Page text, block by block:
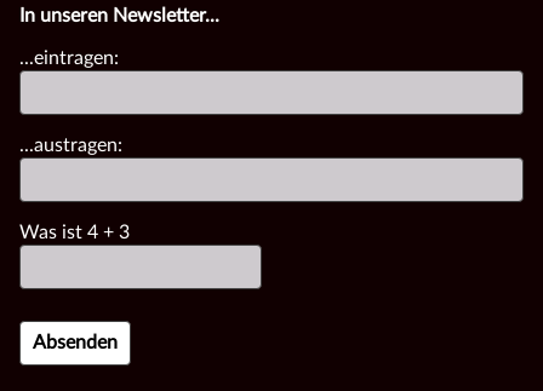
In unseren Newsletter...
...eintragen:
...austragen:
Was ist 4 + 3